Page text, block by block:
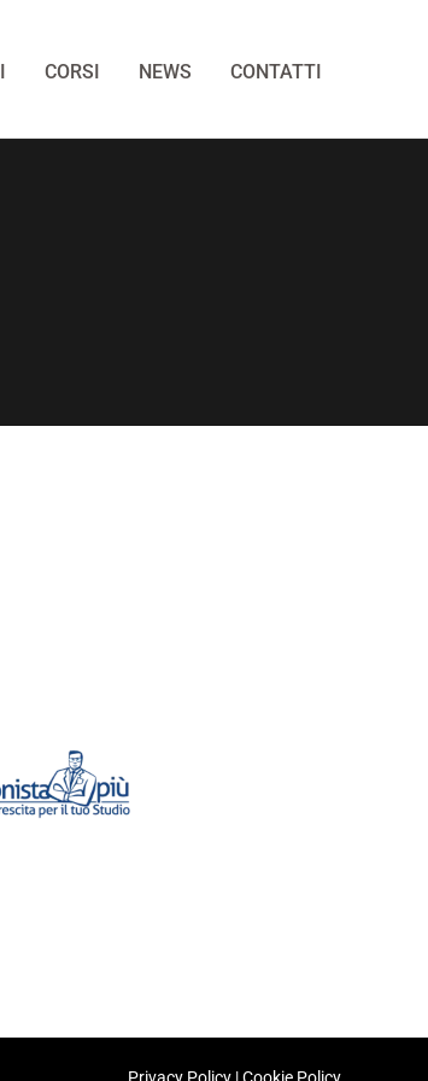
CORSI NEWS CONTATTI
Privacy Policy |Cookie Policy